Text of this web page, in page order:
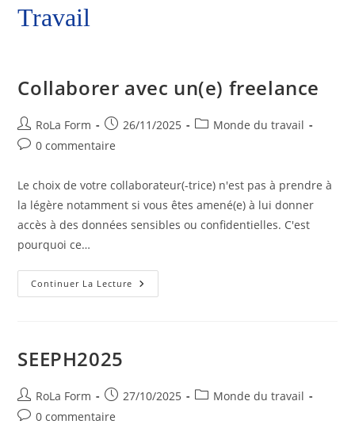
Travail
Collaborer avec un(e) freelance
RoLa Form 26/11/2025
Monde du travail
0 commentaire
Le choix de votre collaborateur(-trice) n'est pas à prendre à
la légère notamment si vous êtes amené(e) à lui donner
accès à des données sensibles ou confidentielles. C'est
pourquoi ce…
Continuer La Lecture
SEEPH2025
RoLa Form 27/10/2025
Monde du travail
0 commentaire